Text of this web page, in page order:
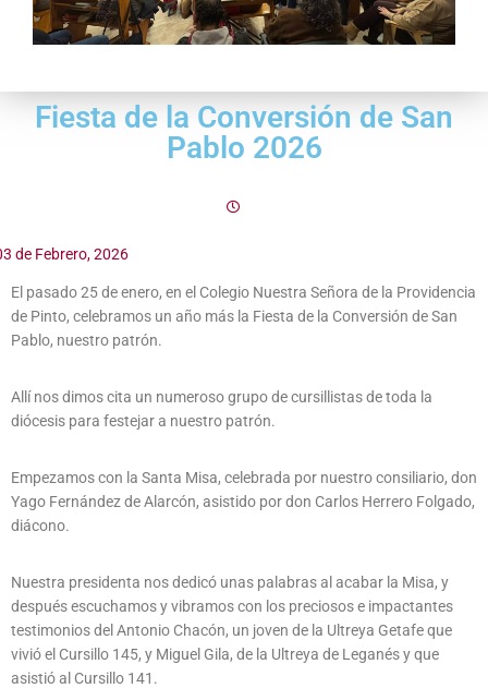
Fiesta de la Conversión de San
Pablo 2026
de Febrero, 2026
El pasado 25 de enero, en el Colegio Nuestra Señora de la Providencia
de Pinto, celebramos un año más la Fiesta de la Conversión de San
Pablo, nuestro patrón.
Allí nos dimos cita un numeroso grupo de cursillistas de toda la
diócesis para festejar a nuestro patrón.
Empezamos con la Santa Misa, celebrada por nuestro consiliario, don
Yago Fernández de Alarcón, asistido por don Carlos Herrero Folgado,
diácono.
Nuestra presidenta nos dedicó unas palabras al acabar la Misa, y
después escuchamos y vibramos con los preciosos e impactantes
testimonios del Antonio Chacón, un joven de la Ultreya Getafe que
vivió el Cursillo 145, y Miguel Gila, de la Ultreya de Leganés y que
asistió al Cursillo 141.